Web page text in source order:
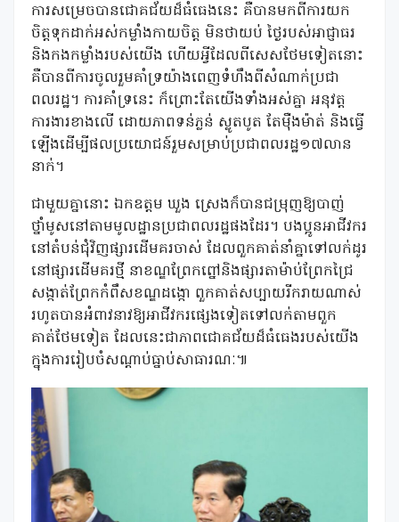
ការសម្រេចបានជោគជ័យដ៏ធំធេងនេះ គឺបានមកពីការយក
ចិត្តទុកដាក់អស់កម្លាំងកាយចិត្ត មិនថាយប់ ថ្ងៃរបស់អាជ្ញាធរ
និងកងកម្លាំងរបស់យើង ហើយអ្វីដែលពីសេសថែមទៀតនោះ
គឺបានពីការចូលរួមគាំទ្រយ៉ាងពេញទំហឹងពីសំណាក់ប្រជា
ពលរដ្ឋ។ ការគាំទ្រនេះ ក៏ព្រោះតែយើងទាំងអស់គ្នា អនុវត្ត
ការងារខាងលើ ដោយភាពទន់ភ្លន់ ស្លូតបូត តែម៉ឺងម៉ាត់ និងធ្វើ
ឡើងដើម្បីផលប្រយោជន៍រួមសម្រាប់ប្រជាពលរដ្ឋ១៧លាន
នាក់។
ជាមួយគ្នានោះ ឯកឧត្តម ឃួង ស្រេងក៏បានជម្រុញឱ្យបាញ់
ថ្នាំមូសនៅតាមមូលដ្ឋានប្រជាពលរដ្ឋផងដែរ។ បងប្អូនអាជីវករ
នៅតំបន់ជុំវិញផ្សារដើមគរចាស់ ដែលពួកគាត់នាំគ្នាទៅលក់ដូរ
នៅផ្សារដើមគរថ្មី នាខណ្ឌព្រែកព្នៅនិងផ្សារតាម៉ាប់ព្រែកជ្រៃ
សង្កាត់ព្រែកកំពឹសខណ្ឌដង្កោ ពួកគាត់សប្បាយរីករាយណាស់
រហូតបានអំពាវនាវឱ្យអាជីវករផ្សេងទៀតទៅលក់តាមពួក
គាត់ថែមទៀត ដែលនេះជាភាពជោគជ័យដ៏ធំធេងរបស់យើង
ក្នុងការរៀបចំសណ្តាប់ធ្នាប់សាធារណៈ៕